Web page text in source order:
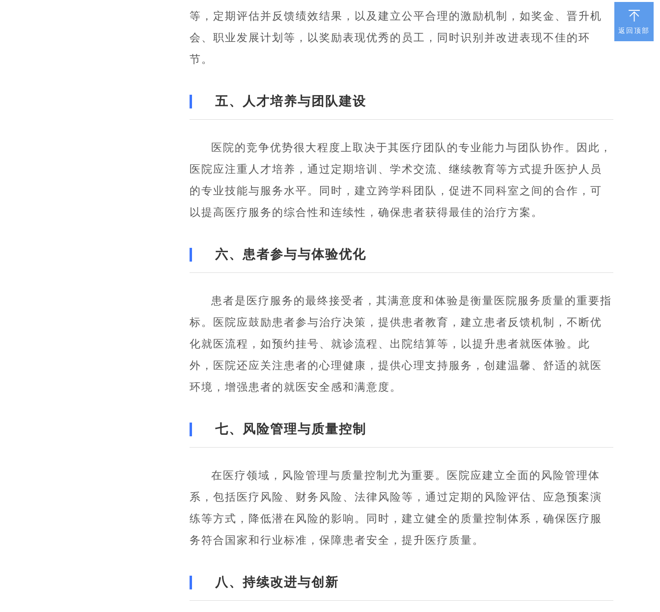
返回顶部
等，定期评估并反馈绩效结果，以及建立公平合理的激励机制，如奖金、晋升机
会、职业发展计划等，以奖励表现优秀的员工，同时识别并改进表现不佳的环
节。
五、人才培养与团队建设
医院的竞争优势很大程度上取决于其医疗团队的专业能力与团队协作。因此，
医院应注重人才培养，通过定期培训、学术交流、继续教育等方式提升医护人员
的专业技能与服务水平。同时，建立跨学科团队，促进不同科室之间的合作，可
以提高医疗服务的综合性和连续性，确保患者获得最佳的治疗方案。
六、患者参与与体验优化
患者是医疗服务的最终接受者，其满意度和体验是衡量医院服务质量的重要指
标。医院应鼓励患者参与治疗决策，提供患者教育，建立患者反馈机制，不断优
化就医流程，如预约挂号、就诊流程、出院结算等，以提升患者就医体验。此
外，医院还应关注患者的心理健康，提供心理支持服务，创建温馨、舒适的就医
环境，增强患者的就医安全感和满意度。
七、风险管理与质量控制
在医疗领域，风险管理与质量控制尤为重要。医院应建立全面的风险管理体
系，包括医疗风险、财务风险、法律风险等，通过定期的风险评估、应急预案演
练等方式，降低潜在风险的影响。同时，建立健全的质量控制体系，确保医疗服
务符合国家和行业标准，保障患者安全，提升医疗质量。
八、持续改进与创新